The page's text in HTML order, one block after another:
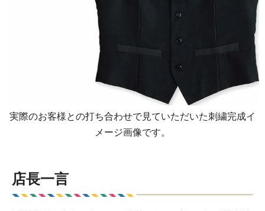
実際のお客様との打ち合わせで見ていただいた刺繍完成イ
メージ画像です。
店長一言